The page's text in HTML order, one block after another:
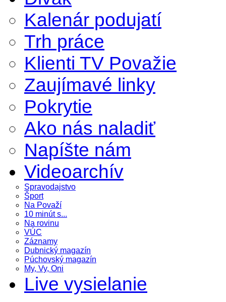
Kalenár podujatí
Trh práce
Klienti TV Považie
Zaujímavé linky
Pokrytie
Ako nás naladiť
Napíšte nám
Videoarchív
Spravodajstvo
Šport
Na Považí
10 minút s...
Na rovinu
VÚC
Záznamy
Dubnický magazín
Púchovský magazín
My, Vy, Oni
Live vysielanie